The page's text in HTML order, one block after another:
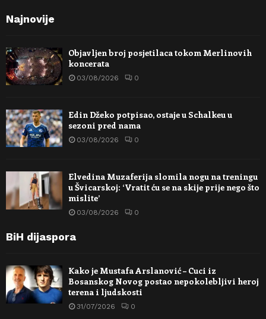
Najnovije
Objavljen broj posjetilaca tokom Merlinovih
koncerata
03/08/2026 0
Edin Džeko potpisao, ostaje u Schalkeu u
sezoni pred nama
03/08/2026 0
Elvedina Muzaferija slomila nogu na treningu
u Švicarskoj: ‘Vratit ću se na skije prije nego što
mislite’
03/08/2026 0
BiH dijaspora
Kako je Mustafa Arslanović – Cuci iz
Bosanskog Novog postao nepokolebljivi heroj
terena i ljudskosti
31/07/2026 0